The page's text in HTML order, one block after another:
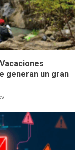
generan un gran